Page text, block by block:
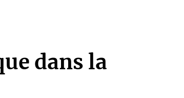
dans la